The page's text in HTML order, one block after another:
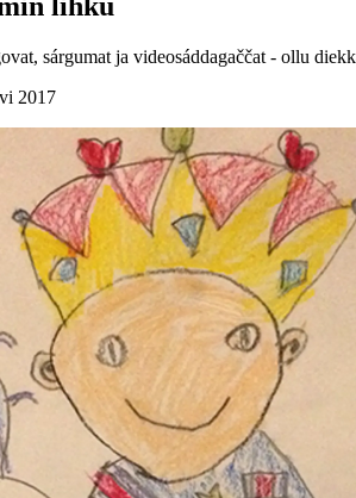
lihku
sárgumat ja videosáddagaččat - ollu
2017